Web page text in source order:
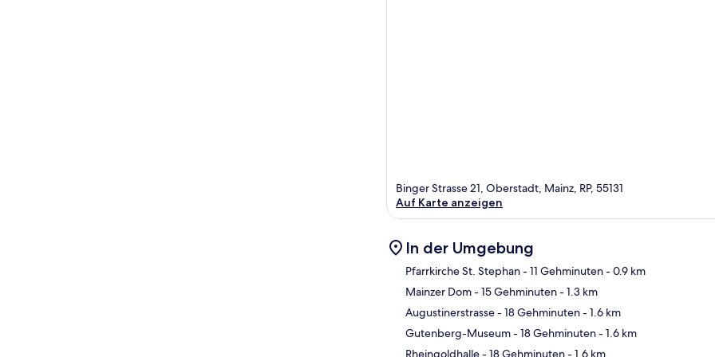
Binger Strasse 21, Oberstadt, Mainz, RP, 55131
Auf Karte anzeigen
In der Umgebung
Pfarrkirche St. Stephan- 11 Gehminuten- 0.9 km
Mainzer Dom- 15 Gehminuten- 1.3 km
Augustinerstrasse- 18 Gehminuten- 1.6 km
Gutenberg-Museum- 18 Gehminuten- 1.6 km
Rheingoldhalle- 18 Gehminuten- 1.6 km